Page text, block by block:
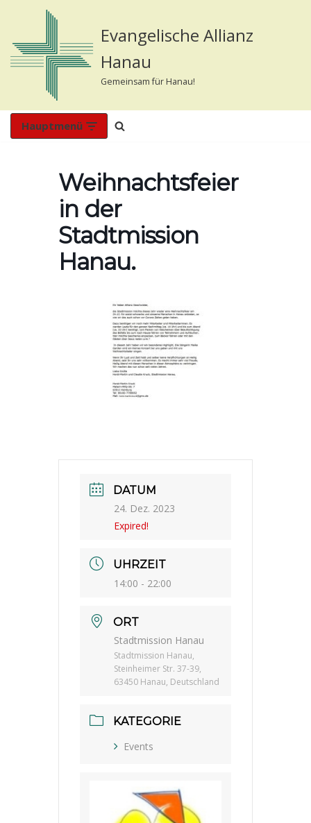
Inhalt
springen
Evangelische Allianz
Hanau
Gemeinsam für Hanau!
Hauptmenü
Weihnachtsfeier
in der
Stadtmission
Hanau.
DATUM
24. Dez. 2023
Expired!
UHRZEIT
14:00 - 22:00
ORT
Stadtmission Hanau
Stadtmission Hanau,
Steinheimer Str. 37-39,
63450 Hanau, Deutschland
KATEGORIE
Events